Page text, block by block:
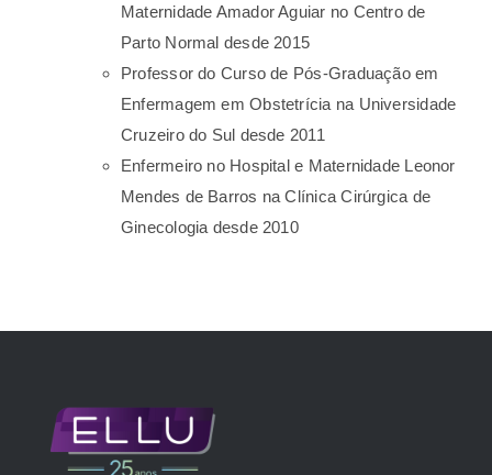
Maternidade Amador Aguiar no Centro de
Parto Normal desde 2015
Professor do Curso de Pós-Graduação em
Enfermagem em Obstetrícia na Universidade
Cruzeiro do Sul desde 2011
Enfermeiro no Hospital e Maternidade Leonor
Mendes de Barros na Clínica Cirúrgica de
Ginecologia desde 2010